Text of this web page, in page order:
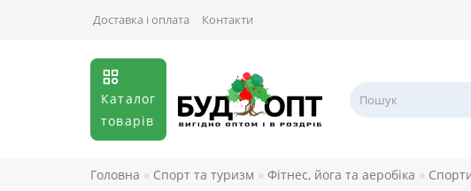
Доставка і оплата Контакти
Каталог
товарів
Головна Спорт та туризм Фітнес, йога та аеробіка